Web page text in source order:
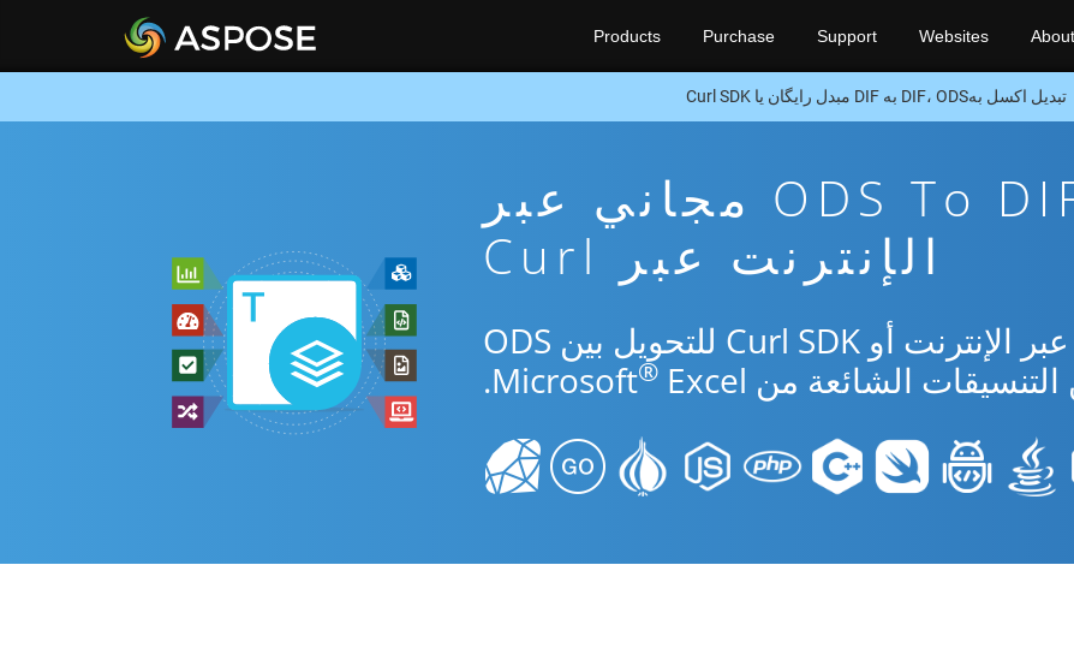
Products Purchase Support Websites About
تبدیل اکسل بهDIF، ODS به DIF مبدل رایگان یا Curl SDK
تطبيق تحويل ODS To DIF مجاني عبر
الإنترنت عبر Curl
استخدم التطبيق المجاني عبر الإنترنت أو Curl SDK للتحويل بين ODS
® Excel.